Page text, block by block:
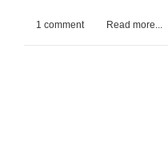
1 comment Read more...